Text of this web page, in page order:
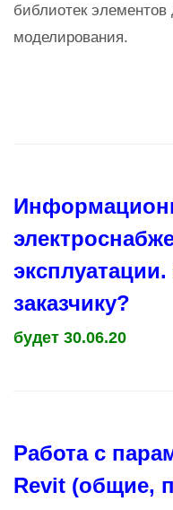
библиотек
моделирования.
заказчику?
будет 30.06.20
Работа с
Revit (общие,